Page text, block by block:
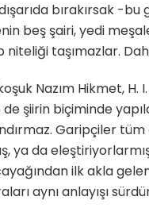
bırakırsak -
beş şairi, yedi
taşımazlar.
Nazım Hikmet,
şiirin biçiminde
Garipçiler
ya da
ilk akla
aynı anlayışı